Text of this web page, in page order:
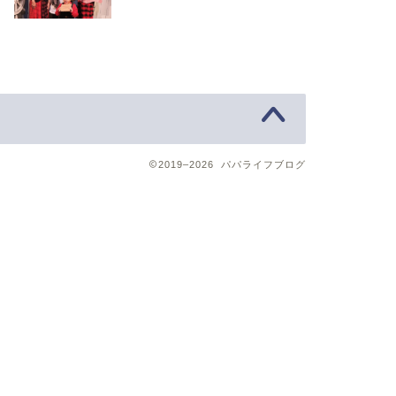
2019–2026 パパライフブログ